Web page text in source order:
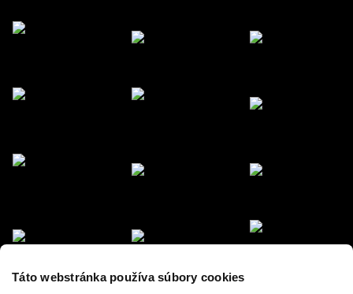
Táto webstránka používa súbory cookies